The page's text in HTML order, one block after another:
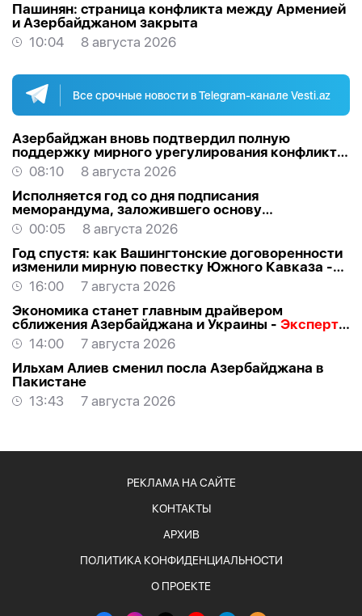
Пашинян: cтраница конфликта между Арменией
и Азербайджаном закрыта
10:04
8 августа 2026
Все срочные новости в Telegram-канале Vesti.az
Азербайджан вновь подтвердил полную
поддержку мирного урегулирования конфликта
в Грузии
08:10
8 августа 2026
Исполняется год со дня подписания
меморандума, заложившего основу
стратегического партнерства Азербайджана и
США00:05
8 августа 2026
Год спустя: как Вашингтонские договоренности
изменили мирную повестку Южного Кавказа -
ВЗГЛЯД
16:00
7 августа 2026
Экономика станет главным драйвером
сближения Азербайджана и Украины - Эксперт о
визите Байрамова в Киев
14:00
7 августа 2026
Ильхам Алиев сменил посла Азербайджана в
Пакистане
13:43
7 августа 2026
РЕКЛАМА НА САЙТЕ
КОНТАКТЫ
АРХИВ
ПОЛИТИКА КОНФИДЕНЦИАЛЬНОСТИ
О ПРОЕКТЕ